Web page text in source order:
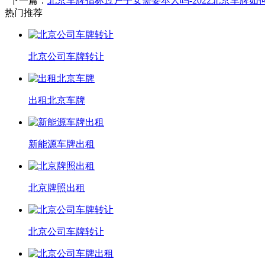
热门推荐
北京公司车牌转让
出租北京车牌
新能源车牌出租
北京牌照出租
北京公司车牌转让